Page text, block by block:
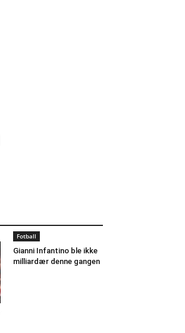
Fotball
Gianni Infantino ble ikke
milliardær denne gangen